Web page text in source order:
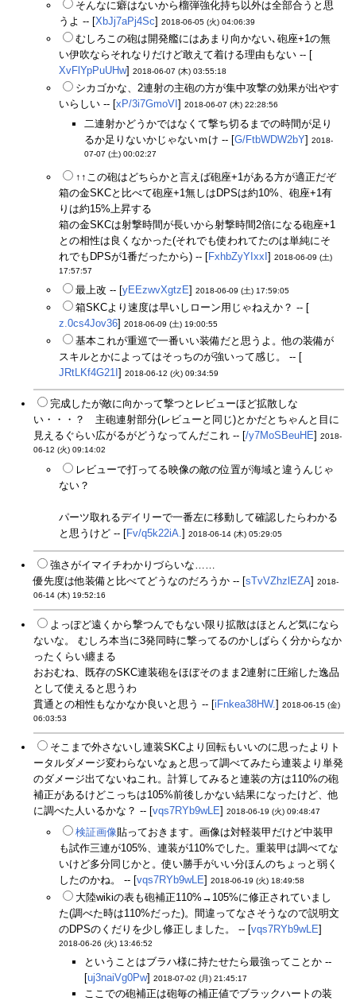
そんなに癖はないから榴弾強化持ち以外は全部合うと思
うよ -- [XbJj7aPj4Sc] 2018-06-05 (火) 04:06:39
むしろこの砲は開発艦にはあまり向かない､砲座+1の無
い伊吹ならそれなりだけど敢えて着ける理由もない -- [
XvFlYpPuUHw] 2018-06-07 (木) 03:55:18
シカゴかな、2連射の主砲の方が集中攻撃の効果が出やす
いらしい -- [xP/3i7GmoVI] 2018-06-07 (木) 22:28:56
二連射かどうかではなくて撃ち切るまでの時間が足り
るか足りないかじゃないｍけ -- [G/FtbWDW2bY] 2018-
07-07 (土) 00:02:27
↑↑この砲はどちらかと言えば砲座+1がある方が適正だぞ
箱の金SKCと比べて砲座+1無しはDPSは約10%、砲座+1有
りは約15%上昇する
箱の金SKCは射撃時間が長いから射撃時間2倍になる砲座+1
との相性は良くなかった(それでも使われてたのは単純にそ
れでもDPSが1番だったから) -- [FxhbZyYIxxI] 2018-06-09 (土)
17:57:57
最上改 -- [yEEzwvXgtzE] 2018-06-09 (土) 17:59:05
箱SKCより速度は早いしローン用じゃねえか？ -- [
z.0cs4Jov36] 2018-06-09 (土) 19:00:55
基本これが重巡で一番いい装備だと思うよ。他の装備が
スキルとかによってはそっちのが強いって感じ。 -- [
JRtLKf4G21I] 2018-06-12 (火) 09:34:59
完成したが敵に向かって撃つとレビューほど拡散しな
い・・・？ 主砲連射部分(レビューと同じ)とかだとちゃんと目に
見えるぐらい広がるがどうなってんだこれ -- [/y7MoSBeuHE] 2018-
06-12 (火) 09:14:02
レビューで打ってる映像の敵の位置が海域と違うんじゃ
ない？
パーツ取れるデイリーで一番左に移動して確認したらわかる
と思うけど -- [Fv/q5k22iA.] 2018-06-14 (木) 05:29:05
強さがイマイチわかりづらいな……
優先度は他装備と比べてどうなのだろうか -- [sTvVZhzlEZA] 2018-
06-14 (木) 19:52:16
よっぽど遠くから撃つんでもない限り拡散はほとんど気になら
ないな。 むしろ本当に3発同時に撃ってるのかしばらく分からなか
ったくらい纏まる
おおむね、既存のSKC連装砲をほぼそのまま2連射に圧縮した逸品
として使えると思うわ
貫通との相性もなかなか良いと思う -- [iFnkea38HW. ] 2018-06-15 (金)
06:03:53
そこまで外さないし連装SKCより回転もいいのに思ったよりト
ータルダメージ変わらないなぁと思って調べてみたら連装より単発
のダメージ出てないねこれ。計算してみると連装の方は110%の砲
補正があるけどこっちは105%前後しかない結果になったけど、他
に調べた人いるかな？ -- [vqs7RYb9wLE] 2018-06-19 (火) 09:48:47
検証画像貼っておきます。画像は対軽装甲だけど中装甲
も試作三連が105%、連装が110%でした。重装甲は調べてな
いけど多分同じかと。使い勝手がいい分ほんのちょっと弱く
したのかね。 -- [vqs7RYb9wLE] 2018-06-19 (火) 18:49:58
大陸wikiの表も砲補正110%→105%に修正されていまし
た(調べた時は110%だった)。間違ってなさそうなので説明文
のDPSのくだりを少し修正しました。 -- [vqs7RYb9wLE]
2018-06-26 (火) 13:46:52
ということはブラハ様に持たせたら最強ってことか --
[uj3naiVg0Pw] 2018-07-02 (月) 21:45:17
ここでの砲補正は砲毎の補正値でブラックハートの装